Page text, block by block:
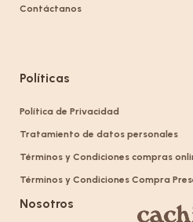
Contáctanos
Políticas
Política de Privacidad
Tratamiento de datos personales
Términos y Condiciones compras
Términos y Condiciones Compra
Nosotros